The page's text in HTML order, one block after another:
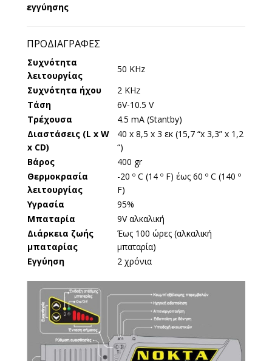
εγγύησης
ΠΡΟΔΙΑΓΡΑΦΈΣ
Συχνότητα
λειτουργίας
50 KHz
Συχνότητα ήχου
2 KHz
Τάση
6V-10.5 V
Τρέχουσα
4.5 mA (Stantby)
Διαστάσεις (L x W
x CD)
40 x 8,5 x 3 εκ (15,7 “x 3,3” x 1,2
“)
Βάρος
400 gr
Θερμοκρασία
λειτουργίας
-20 º C (14 º F) έως 60 º C (140 º
F)
Υγρασία
95%
Μπαταρία
9V αλκαλική
Διάρκεια ζωής
μπαταρίας
Έως 100 ώρες (αλκαλική
μπαταρία)
Εγγύηση
2 χρόνια